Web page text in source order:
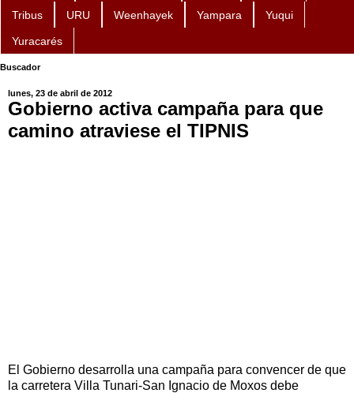
Tribus URU Weenhayek Yampara Yuqui
Yuracarés
Buscador
lunes, 23 de abril de 2012
Gobierno activa campaña para que
camino atraviese el TIPNIS
El Gobierno desarrolla una campaña para convencer de que
la carretera Villa Tunari-San Ignacio de Moxos debe